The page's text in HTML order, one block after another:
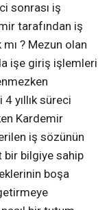
sonrası iş
tarafından iş
mı ? Mezun olan
işe giriş işlemleri
yıllık süreci
Kardemir
iş sözünün
bir bilgiye sahip
boşa